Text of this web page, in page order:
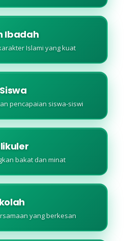
Ibadah
Islami yang kuat
pencapaian siswa-siswi
bakat dan minat
yang berkesan